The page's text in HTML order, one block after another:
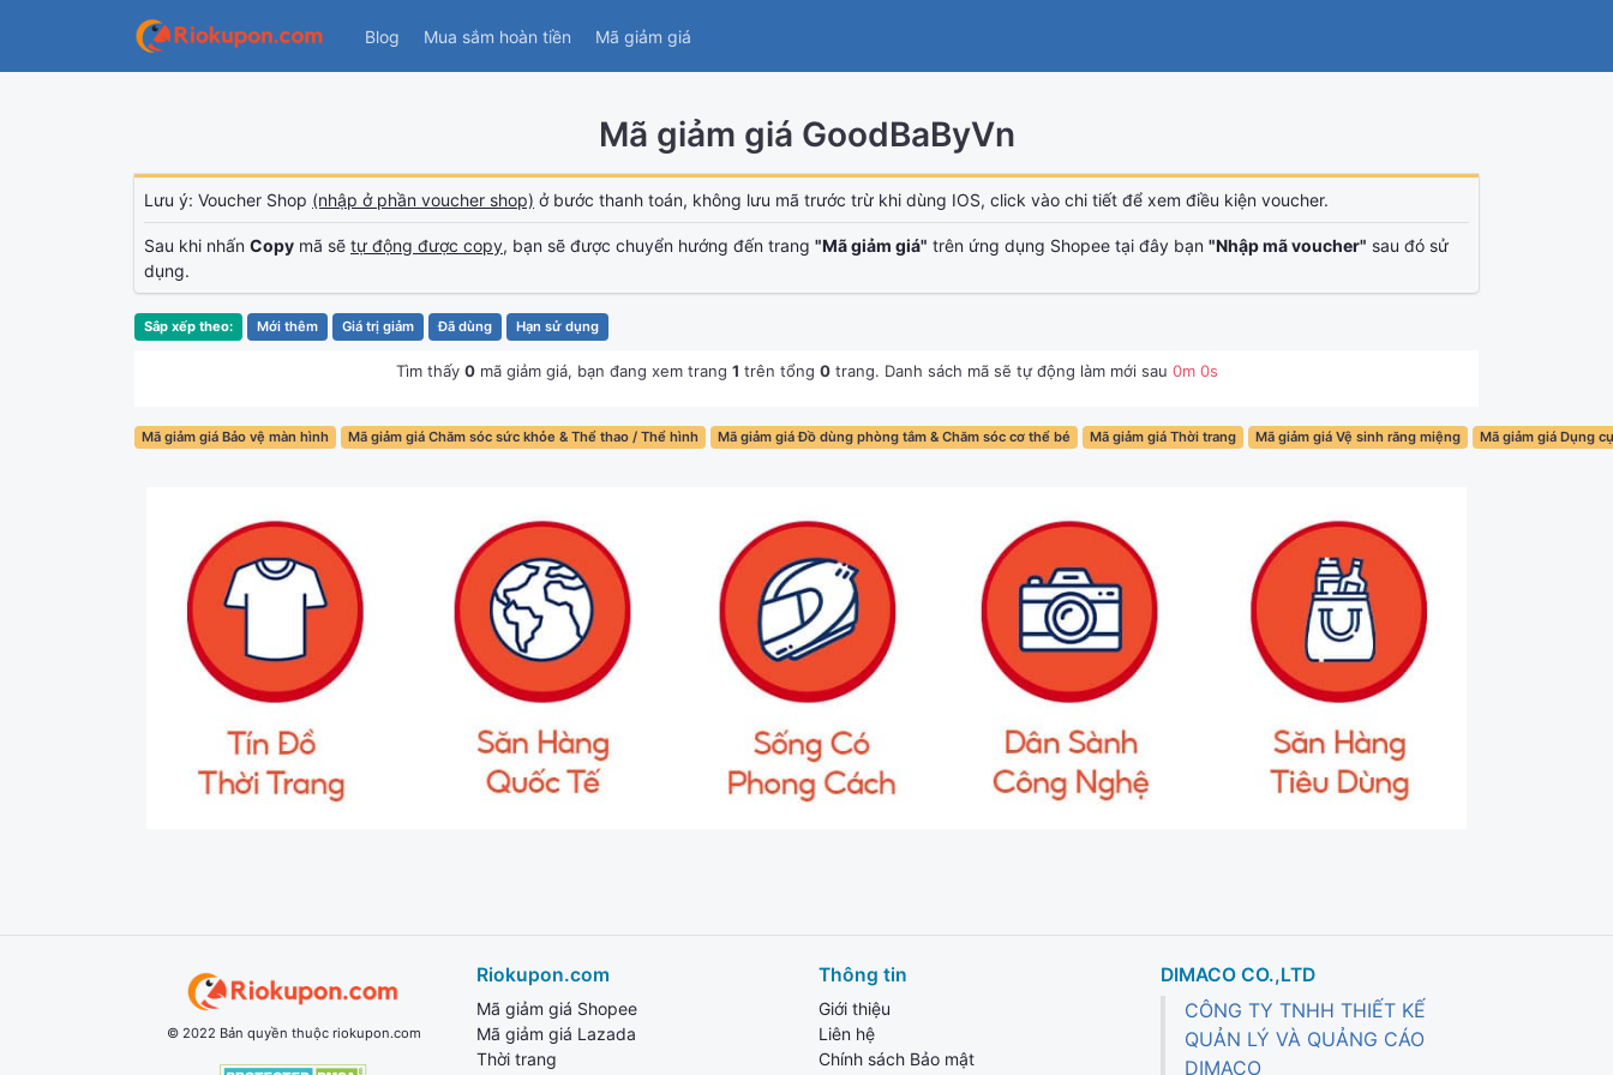
Blog Mua sắm hoàn tiền Mã giảm giá
Mã giảm giá GoodBaByVn
Lưu ý: Voucher Shop (nhập ở phần voucher shop) ở bước thanh toán, không lưu mã trước trừ khi dùng IOS, click vào chi tiết để xem điều kiện voucher.
Sau khi nhấn Copy mã sẽ tự động được copy, bạn sẽ được chuyển hướng đến trang "Mã giảm giá" trên ứng dụng Shopee tại đây bạn "Nhập mã voucher" sau đó sử
dụng.
Sắp xếp theo: Mới thêm Giá trị giảm Đã dùng Hạn sử dụng
Tìm thấy 0mã giảm giá, bạn đang xem trang 1 trên tổng 0trang. Danh sách mã sẽ tự động làm mới sau 0m 0s
Mã giảm giá Bảo vệ màn hình Mã giảm giá Chăm sóc sức khỏe & Thể thao / Thể hình Mã giảm giá Đồ dùng phòng tắm & Chăm sóc cơ thể bé Mã giảm giá Thời trang Mã giảm giá Vệ sinh răng miệng Mã giảm giá Dụng
© 2022 Bản quyền thuộc riokupon.com
Riokupon.com
Mã giảm giá Shopee
Mã giảm giá Lazada
Thời trang
Thông tin
Giới thiệu
Liên hệ
Chính sách Bảo mật
DIMACO CO.,LTD
CÔNG TY TNHH THIẾT KẾ
QUẢN LÝ VÀ QUẢNG CÁO
DIMACO